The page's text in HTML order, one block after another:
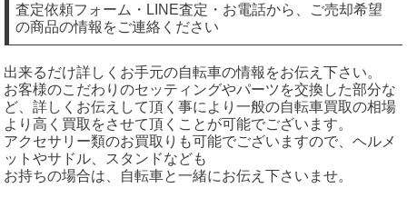
査定依頼フォーム・LINE査定・お電話から、ご売却希望
の商品の情報をご連絡ください
出来るだけ詳しくお手元の自転車の情報をお伝え下さい。
お客様のこだわりのセッティングやパーツを交換した部分な
ど、詳しくお伝えして頂く事により一般の自転車買取の相場
より高く買取をさせて頂くことが可能でございます。
アクセサリー類のお買取りも可能でございますので、ヘルメ
ットやサドル、スタンドなども
お持ちの場合は、自転車と一緒にお伝え下さいませ。